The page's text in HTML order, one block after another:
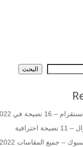
البحث
نصيحة في 2022
– جميع المقاسات 2022